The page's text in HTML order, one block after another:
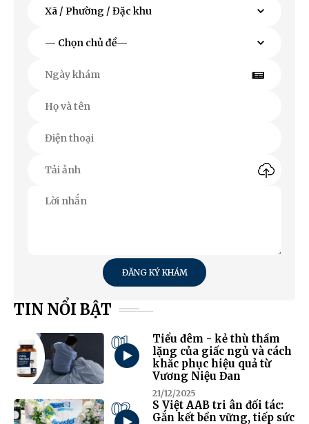
ĐĂNG KÝ KHÁM
TIN NỔI BẬT
01
Tiểu đêm - kẻ thù thầm
lặng của giấc ngủ và cách
khắc phục hiệu quả từ
Vương Niệu Đan
21/12/2025
02
S Việt AAB tri ân đối tác:
Gắn kết bền vững, tiếp sức